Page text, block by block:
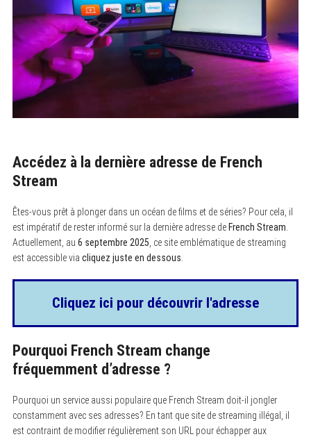
Accédez à la dernière adresse de French
Stream
Êtes-vous prêt à plonger dans un océan de films et de séries? Pour cela, il
est impératif de rester informé sur la dernière adresse de French Stream
Actuellement, au 6 septembre 2025 , ce site emblématique de streaming
est accessible via cliquez juste en dessous
Cliquez ici pour découvrir l'adresse
Pourquoi French Stream change
fréquemment d’adresse ?
Pourquoi un service aussi populaire que French Stream doit-il jongler
constamment avec ses adresses? En tant que site de streaming illégal, il
est contraint de modifier régulièrement son URL pour échapper aux